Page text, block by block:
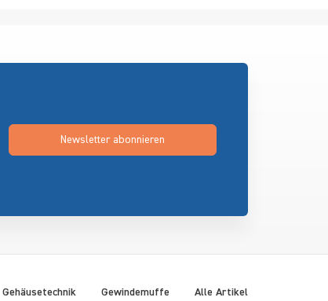
Newsletter abonnieren
Gehäusetechnik Gewindemuffe Alle Artikel